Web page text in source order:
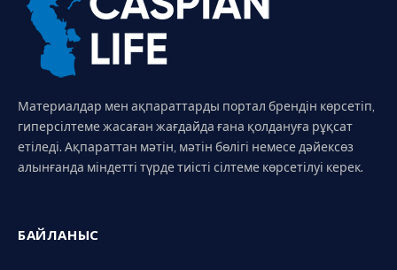
Материалдар мен ақпараттарды портал брендін көрсетіп,
гиперсілтеме жасаған жағдайда ғана қолдануға рұқсат
етіледі. Ақпараттан мәтін, мәтін бөлігі немесе дәйексөз
алынғанда міндетті түрде тиісті сілтеме көрсетілуі керек.
БАЙЛАНЫС